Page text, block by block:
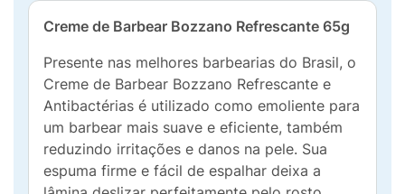
Creme de Barbear Bozzano Refrescante 65g
Presente nas melhores barbearias do Brasil, o
Creme de Barbear Bozzano Refrescante e
Antibactérias é utilizado como emoliente para
um barbear mais suave e eficiente, também
reduzindo irritações e danos na pele. Sua
espuma firme e fácil de espalhar deixa a